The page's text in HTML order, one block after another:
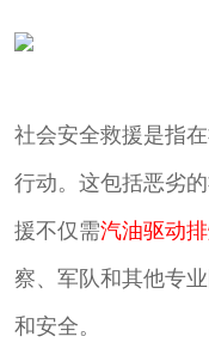
社会安全救援是指
行动。这包括恶劣
援不仅需汽油驱动
察、军队和其他专
和安全。